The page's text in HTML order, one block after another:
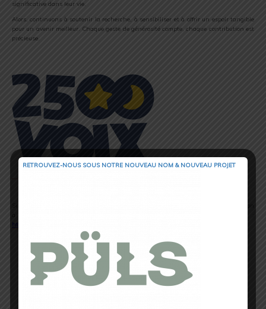
significative dans leur vie.
Alors, continuons à soutenir la recherche, à sensibiliser et à offrir un espoir tangible
pour un avenir meilleur. Chaque geste de générosité compte, chaque contribution est
précieuse.
https://www.helloasso.com/associations/une-nuit-pour-2500-voix/formulaires/
RETROUVEZ-NOUS SOUS NOTRE NOUVEAU NOM & NOUVEAU PROJET